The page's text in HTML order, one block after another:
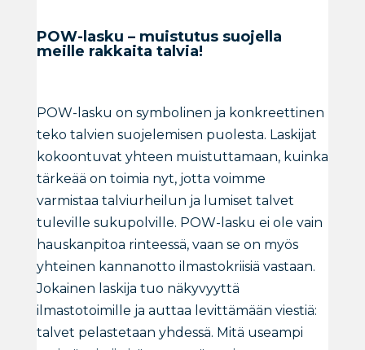
POW-lasku – muistutus suojella
meille rakkaita talvia!
POW-lasku on symbolinen ja konkreettinen
teko talvien suojelemisen puolesta. Laskijat
kokoontuvat yhteen muistuttamaan, kuinka
tärkeää on toimia nyt, jotta voimme
varmistaa talviurheilun ja lumiset talvet
tuleville sukupolville. POW-lasku ei ole vain
hauskanpitoa rinteessä, vaan se on myös
yhteinen kannanotto ilmastokriisiä vastaan.
Jokainen laskija tuo näkyvyyttä
ilmastotoimille ja auttaa levittämään viestiä:
talvet pelastetaan yhdessä. Mitä useampi